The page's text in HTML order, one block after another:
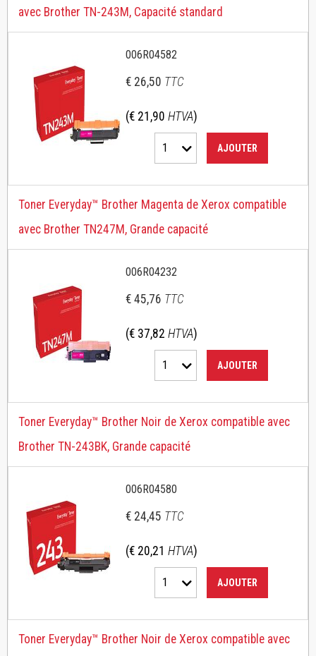
avec Brother TN-243M, Capacité standard
006R04582
€ 26,50 TTC
(€ 21,90 HTVA)
1 AJOUTER
Toner Everyday™ Brother Magenta de Xerox compatible
avec Brother TN247M, Grande capacité
006R04232
€ 45,76 TTC
(€ 37,82 HTVA)
1 AJOUTER
Toner Everyday™ Brother Noir de Xerox compatible avec
Brother TN-243BK, Grande capacité
006R04580
€ 24,45 TTC
(€ 20,21 HTVA)
1 AJOUTER
Toner Everyday™ Brother Noir de Xerox compatible avec